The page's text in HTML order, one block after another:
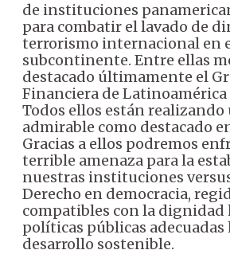
de instituciones
para combatir el lavado de
terrorismo internacional en
subcontinente. Entre ellas
destacado últimamente el
Financiera de Latinoamérica
Todos ellos están
admirable como destacado
Gracias a ellos podremos
terrible amenaza para la
nuestras instituciones
Derecho en democracia,
compatibles con la dignidad
políticas públicas adecuadas
desarrollo sostenible.